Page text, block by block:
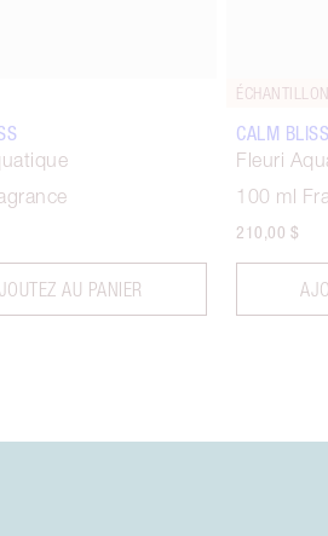
AU PANIER
CALM BLISS
Fleuri
100 ml
210,00 $